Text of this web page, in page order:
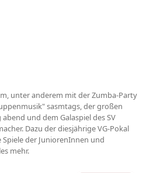
unter anderem mit der Zumba-Party
sasmtags, der großen
und dem Galaspiel des SV
Dazu der diesjährige VG-Pokal
Spiele der JuniorenInnen und
mehr.